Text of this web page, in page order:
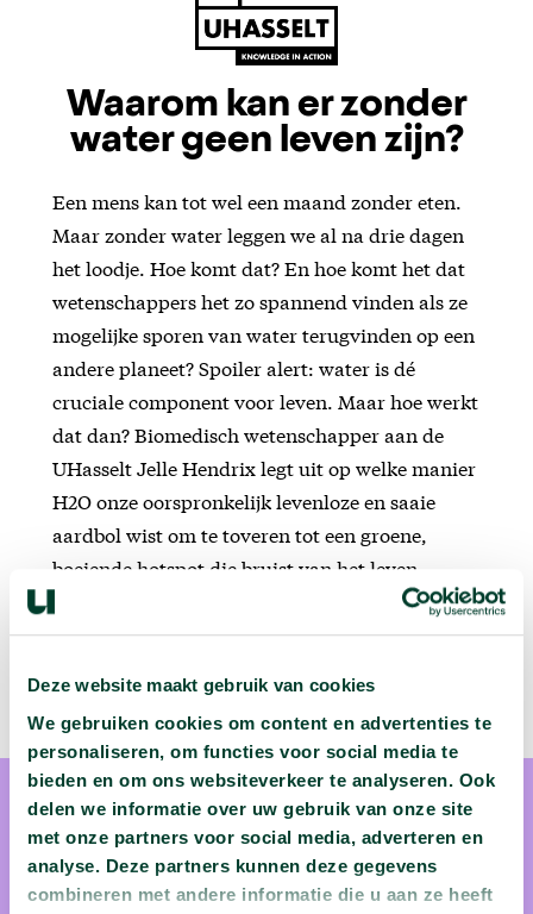
Deze website maakt gebruik van cookies
We gebruiken cookies om content en advertenties te
personaliseren, om functies voor social media te
bieden en om ons websiteverkeer te analyseren. Ook
delen we informatie over uw gebruik van onze site
met onze partners voor social media, adverteren en
analyse. Deze partners kunnen deze gegevens
combineren met andere informatie die u aan ze heeft
Waarom kan er zonder
water geen leven zijn?
Een mens kan tot wel een maand zonder eten.
Maar zonder water leggen we al na drie dagen
het loodje. Hoe komt dat? En hoe komt het dat
wetenschappers het zo spannend vinden als ze
mogelijke sporen van water terugvinden op een
andere planeet? Spoiler alert: water is dé
cruciale component voor leven. Maar hoe werkt
dat dan? Biomedisch wetenschapper aan de
UHasselt Jelle Hendrix legt uit op welke manier
H2O onze oorspronkelijk levenloze en saaie
aardbol wist om te toveren tot een groene,
boeiende hotspot die bruist van het leven.